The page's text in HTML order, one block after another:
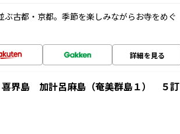
古都・京都。季節を楽しみながらお寺をめぐ
詳細を見る
島 加計呂麻島（奄美群島１） ５訂